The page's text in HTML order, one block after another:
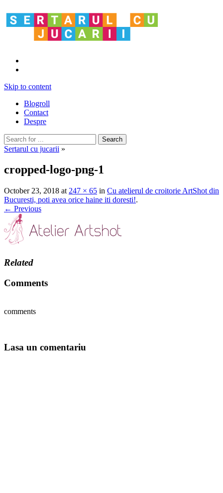
Skip to content
Blogroll
Contact
Despre
Sertarul cu jucarii »
cropped-logo-png-1
October 23, 2018 at 247 × 65 in Cu atelierul de croitorie ArtShot din
Bucuresti, poti avea orice haine iti doresti!.
← Previous
Related
Comments
comments
Lasa un comentariu